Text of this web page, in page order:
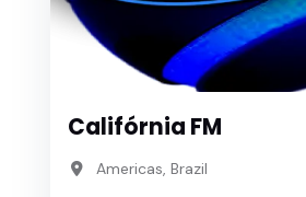
Califórnia FM
Americas, Brazil